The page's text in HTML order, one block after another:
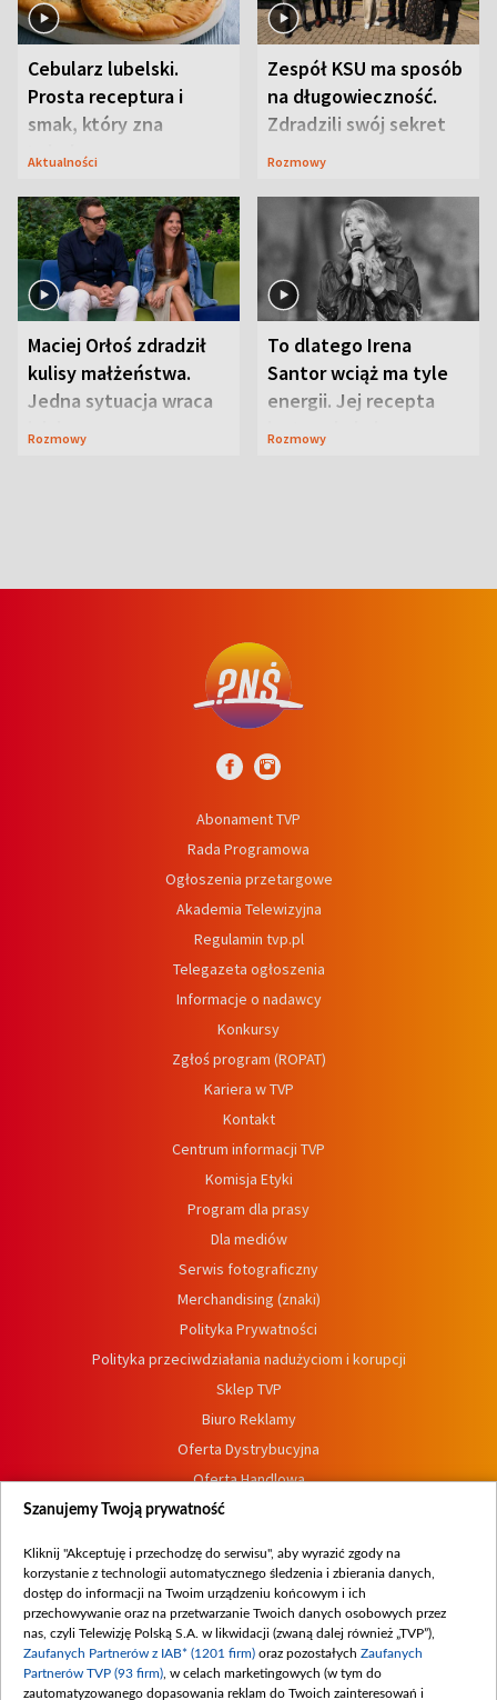
Cebularz lubelski.
Prosta receptura i
smak, który zna
Lubelszczyzna
Aktualności
Zespół KSU ma sposób
na długowieczność.
Zdradzili swój sekret
Rozmowy
Maciej Orłoś zdradził
kulisy małżeństwa.
Jedna sytuacja wraca
jak bumerang
Rozmowy
To dlatego Irena
Santor wciąż ma tyle
energii. Jej recepta
jest zaskakująco
Rozmowy
Abonament TVP
Rada Programowa
Ogłoszenia przetargowe
Akademia Telewizyjna
Regulamin tvp.pl
Telegazeta ogłoszenia
Informacje o nadawcy
Konkursy
Zgłoś program (ROPAT)
Kariera w TVP
Kontakt
Centrum informacji TVP
Komisja Etyki
Program dla prasy
Dla mediów
Serwis fotograficzny
Merchandising (znaki)
Polityka Prywatności
Polityka przeciwdziałania nadużyciom i korupcji
Sklep TVP
Biuro Reklamy
Oferta Dystrybucyjna
Oferta Handlowa
Dostępność
Procedura zgłoszeń wewnętrznych
Szanujemy Twoją prywatność
Kliknij "Akceptuję i przechodzę do serwisu", aby wyrazić zgody na
korzystanie z technologii automatycznego śledzenia i zbierania danych,
dostęp do informacji na Twoim urządzeniu końcowym i ich
przechowywanie oraz na przetwarzanie Twoich danych osobowych przez
nas, czyli Telewizję Polską S.A. w likwidacji (zwaną dalej również „TVP”),
Zaufanych Partnerów z IAB* (1201 firm) oraz pozostałych Zaufanych
Partnerów TVP (93 firm) , w celach marketingowych (w tym do
zautomatyzowanego dopasowania reklam do Twoich zainteresowań i